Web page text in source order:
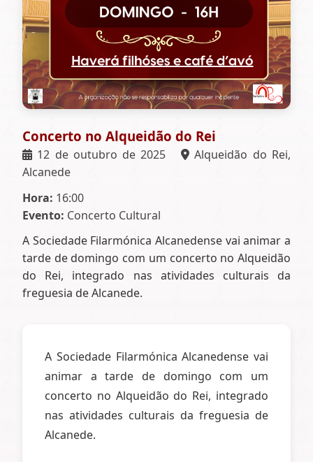
Concerto no Alqueidão do Rei
12 de outubro de 2025
Alqueidão do Rei,
Alcanede
Hora: 16:00
Evento: Concerto Cultural
A Sociedade Filarmónica Alcanedense vai animar a
tarde de domingo com um concerto no Alqueidão
do Rei, integrado nas atividades culturais da
freguesia de Alcanede.
A Sociedade Filarmónica Alcanedense vai
animar a tarde de domingo com um
concerto no Alqueidão do Rei, integrado
nas atividades culturais da freguesia de
Alcanede.